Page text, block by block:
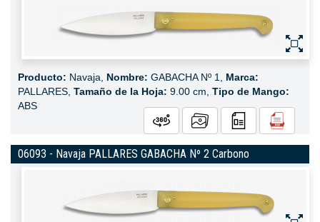
Producto: Navaja, Nombre: GABACHA Nº 1, Marca:
PALLARES, Tamaño de la Hoja: 9.00 cm, Tipo de Mango:
ABS
06093 - Navaja PALLARES GABACHA Nº 2 Carbono